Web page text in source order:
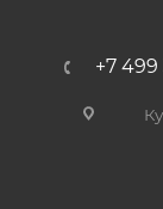
+7 499